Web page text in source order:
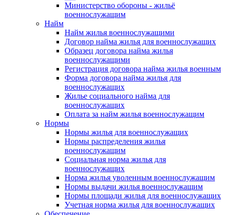
Министерство обороны - жильё
военнослужащим
Найм
Найм жилья военнослужащими
Договор найма жилья для военнослужащих
Образец договора найма жилья
военнослужащими
Регистрация договора найма жилья военным
Форма договора найма жилья для
военнослужащих
Жилье социального найма для
военнослужащих
Оплата за найм жилья военнослужащим
Нормы
Нормы жилья для военнослужащих
Нормы распределения жилья
военнослужащим
Социальная норма жилья для
военнослужащих
Норма жилья уволенным военнослужащим
Нормы выдачи жилья военнослужащим
Нормы площади жилья для военнослужащих
Учетная норма жилья для военнослужащих